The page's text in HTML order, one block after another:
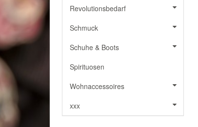
Revolutionsbedarf
Schmuck
Schuhe & Boots
Spirituosen
Wohnaccessoires
xxx